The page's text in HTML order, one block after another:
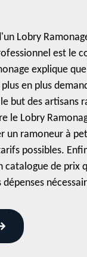
Lobry
est le
explique
en plus
but des artisans
le Lobry
un ramoneur à
possibles.
catalogue de prix